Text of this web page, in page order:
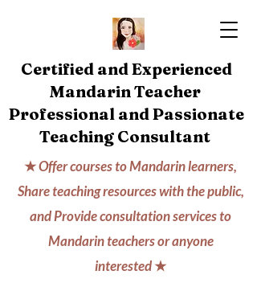
Certified and Experienced
Mandarin Teacher
Professional and Passionate
Teaching Consultant
★Offer courses to Mandarin learners,
Share teaching resources with the public,
and Provide consultation services to
Mandarin teachers or anyone
interested★